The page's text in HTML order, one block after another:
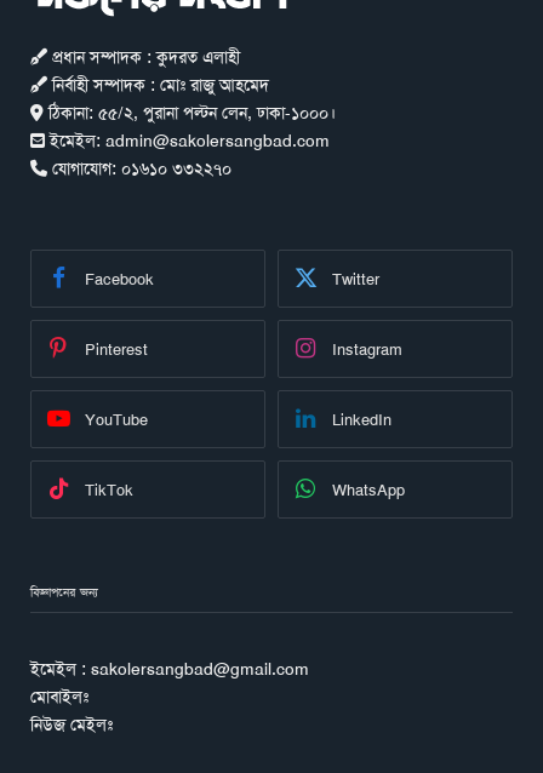
প্রধান সম্পাদক : কুদরত এলাহী
নির্বাহী সম্পাদক : মোঃ রাজু আহমেদ
ঠিকানা: ৫৫/২, পুরানা পল্টন লেন, ঢাকা-১০০০।
ইমেইল: admin@sakolersangbad.com
যোগাযোগ: ০১৬১০ ৩৩২২৭০
Facebook Twitter
Pinterest Instagram
YouTube LinkedIn
TikTok WhatsApp
বিজ্ঞাপনের জন্য
ইমেইল : sakolersangbad@gmail.com
মোবাইলঃ
নিউজ মেইলঃ